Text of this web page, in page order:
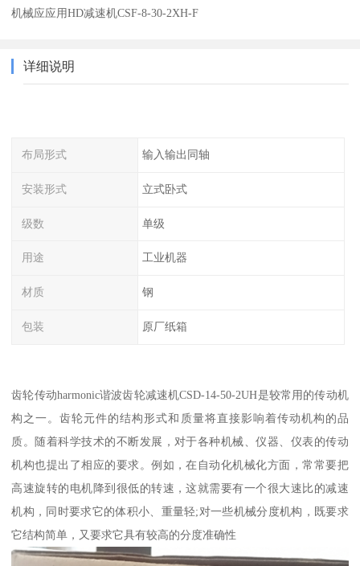
机械应应用HD减速机CSF-8-30-2XH-F
详细说明
布局形式 输入输出同轴
安装形式 立式卧式
级数 单级
用途 工业机器
材质 钢
包装 原厂纸箱
齿轮传动harmonic谐波齿轮减速机CSD-14-50-2UH是较常用的传动机
构之一。齿轮元件的结构形式和质量将直接影响着传动机构的品
质。随着科学技术的不断发展，对于各种机械、仪器、仪表的传动
机构也提出了相应的要求。例如，在自动化机械化方面，常常要把
高速旋转的电机降到很低的转速，这就需要有一个很大速比的减速
机构，同时要求它的体积小、重量轻;对一些机械分度机构，既要求
它结构简单，又要求它具有较高的分度准确性